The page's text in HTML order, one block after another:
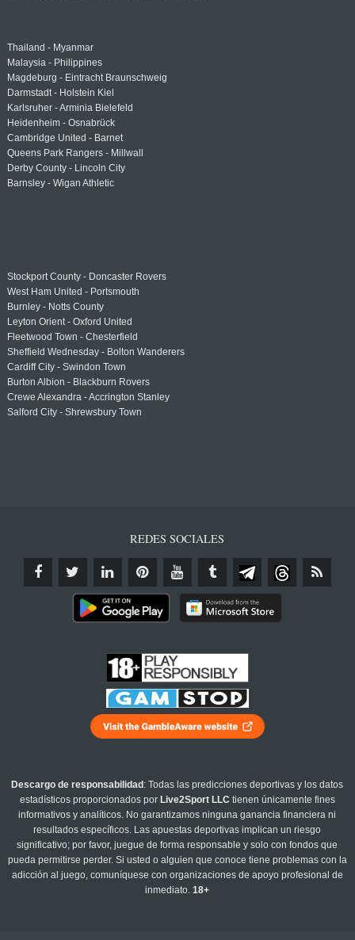
Thailand - Myanmar
Malaysia - Philippines
Magdeburg - Eintracht Braunschweig
Darmstadt - Holstein Kiel
Karlsruher - Arminia Bielefeld
Heidenheim - Osnabrück
Cambridge United - Barnet
Queens Park Rangers - Millwall
Derby County - Lincoln City
Barnsley - Wigan Athletic
Stockport County - Doncaster Rovers
West Ham United - Portsmouth
Burnley - Notts County
Leyton Orient - Oxford United
Fleetwood Town - Chesterfield
Sheffield Wednesday - Bolton Wanderers
Cardiff City - Swindon Town
Burton Albion - Blackburn Rovers
Crewe Alexandra - Accrington Stanley
Salford City - Shrewsbury Town
REDES SOCIALES
Descargo de responsabilidad : Todas las predicciones deportivas y los datos
estadísticos proporcionados por Live2Sport LLC tienen únicamente fines
informativos y analíticos. No garantizamos ninguna ganancia financiera ni
resultados específicos. Las apuestas deportivas implican un riesgo
significativo; por favor, juegue de forma responsable y solo con fondos que
pueda permitirse perder. Si usted o alguien que conoce tiene problemas con la
adicción al juego, comuníquese con organizaciones de apoyo profesional de
inmediato.18+